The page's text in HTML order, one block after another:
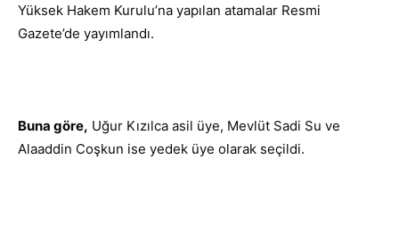
Yüksek Hakem Kurulu’na yapılan atamalar Resmi
Gazete’de yayımlandı.
Buna göre, Uğur Kızılca asil üye, Mevlüt Sadi Su ve
Alaaddin Coşkun ise yedek üye olarak seçildi.